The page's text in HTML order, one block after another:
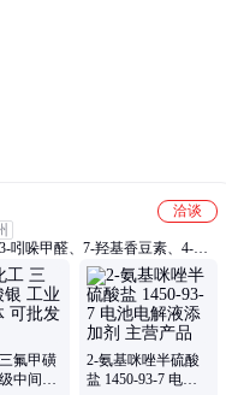
洽谈
吲哚甲醛、7-羟基香豆素、4-羟
色胺、6-甲基香豆素、β-氯代苯
、农药中间体
氟甲磺
中间体
2-氨基咪唑半硫酸
盐 1450-93-7 电池